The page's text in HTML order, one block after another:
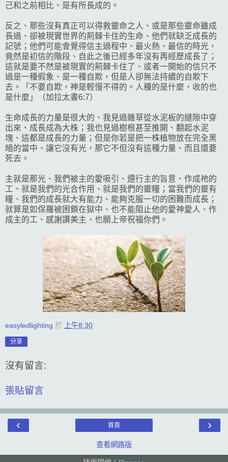
己和之前相比、是有所長成的。
反之、那些沒有真正可以得救靈命之人、或是那些靈命雖成
長過、卻被現實世界的荊棘卡住的生命、他們就缺乏成長的
記號；他們可能會覺得信主過程中、最火熱、最信的時光，
竟然是初信的階段、自此之後已經多年沒有再經歷成長了；
這就是要不然是被現實的荊棘卡住了、或者一開始的信只不
過是一種假象、是一種自欺，但是人卻無法持續的自欺下
去。「不要自欺，神是輕慢不得的。人種的是什麼，收的也
是什麼」（加拉太書6:7）
生命成長的力量是很大的、我見過雜草從水泥板的縫隙中穿
出來、成長成為大株；我也見過樹根甚至推開、翻起水泥
塊、這都是成長的力量；但是你若是把一株植物放在完全黑
暗的當中、讓它沒有光，那它不但沒有這種力量、而且還要
死去。
主就是那光、我們被主的愛吸引、遵行主的旨意、作成祂的
工、就是我們的光合作用、就是我們的靈糧；當我們的靈有
糧、我們的成長就大有能力、能夠克服一切的困難而成長；
就算是如保羅被困鎖在獄中、也不能阻止他的愛神愛人、作
成主的工、感謝讚美主、也願上帝祝福你們。
easyledlighting 於 上午8:30
分享
沒有留言:
張貼留言
‹ ›
首頁
查看網路版